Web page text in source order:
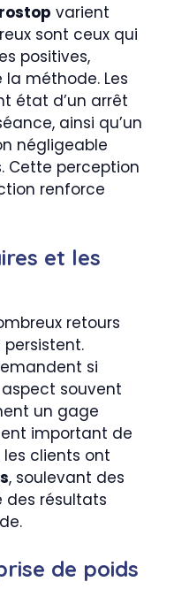
varient
sont ceux qui
positives,
méthode. Les
état d’un arrêt
ainsi qu’un
négligeable
Cette perception
renforce
et les
retours
si
souvent
un gage
important de
clients ont
, soulevant des
des résultats
de poids